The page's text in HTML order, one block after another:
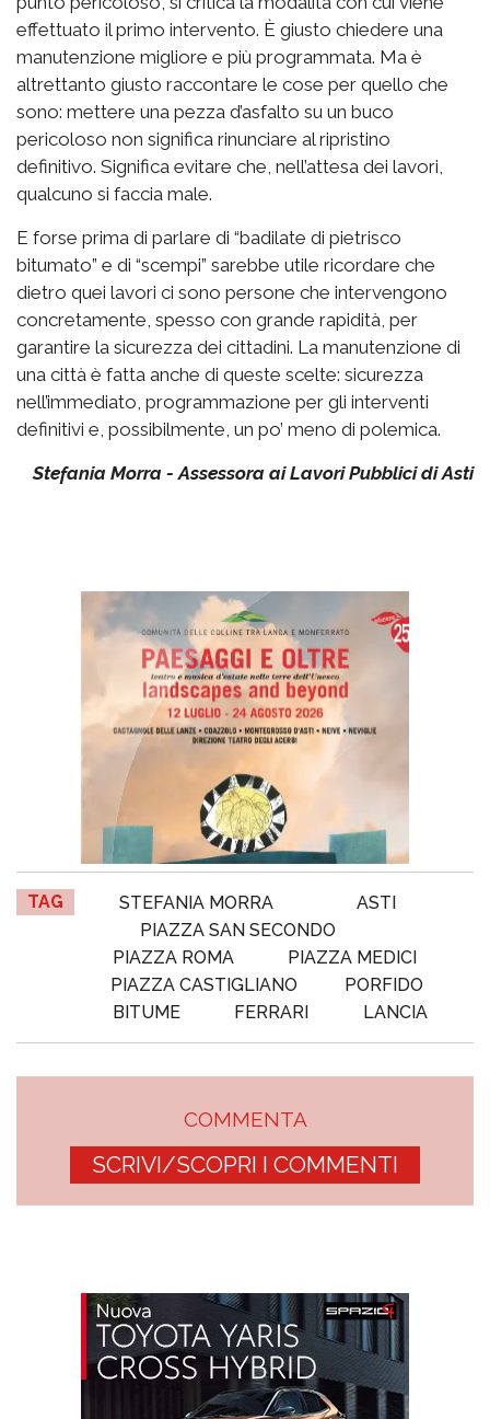
effettuato il primo intervento. È giusto chiedere una
manutenzione migliore e più programmata. Ma è
altrettanto giusto raccontare le cose per quello che
sono: mettere una pezza d’asfalto su un buco
pericoloso non significa rinunciare al ripristino
definitivo. Significa evitare che, nell’attesa dei lavori,
qualcuno si faccia male.
E forse prima di parlare di “badilate di pietrisco
bitumato” e di “scempi” sarebbe utile ricordare che
dietro quei lavori ci sono persone che intervengono
concretamente, spesso con grande rapidità, per
garantire la sicurezza dei cittadini. La manutenzione di
una città è fatta anche di queste scelte: sicurezza
nell’immediato, programmazione per gli interventi
definitivi e, possibilmente, un po’ meno di polemica.
Stefania Morra - Assessora ai Lavori Pubblici di Asti
TAG STEFANIA MORRA
ASTI
PIAZZA SAN SECONDO
PIAZZA ROMA
PIAZZA MEDICI
PIAZZA CASTIGLIANO
PORFIDO
BITUME
FERRARI LANCIA
COMMENTA
SCRIVI/SCOPRI I COMMENTI